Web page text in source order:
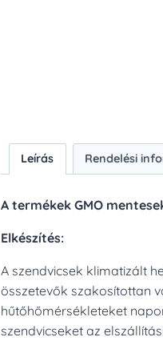
Leírás Rendelési
A termékek GMO
Elkészítés:
A szendvicsek klimatizált
összetevők szakosítottan
hűtőhőmérsékleteket
szendvicseket az